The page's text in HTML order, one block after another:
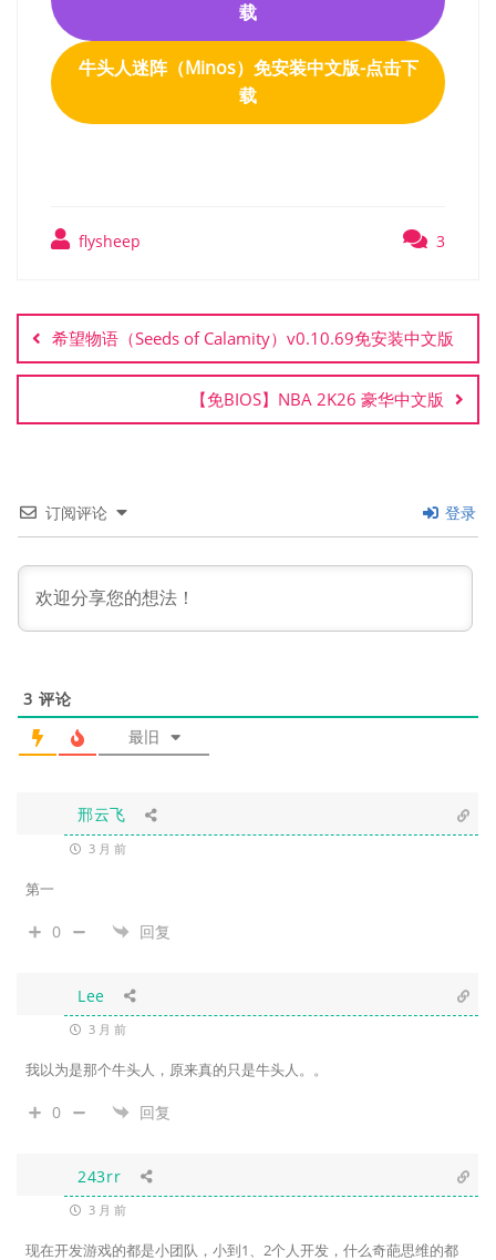
载
牛头人迷阵（Minos）免安装中文版-点击下
载
flysheep 3
章
导
航
希望物语（Seeds of Calamity）v0.10.69免安装中文版
【免BIOS】NBA 2K26 豪华中文版
订阅评论 登录
3 评论
最旧
邢云飞
3 月 前
第一
0 回复
Lee
3 月 前
我以为是那个牛头人，原来真的只是牛头人。。
0 回复
243rr
3 月 前
现在开发游戏的都是小团队，小到1、2个人开发，什么奇葩思维的都